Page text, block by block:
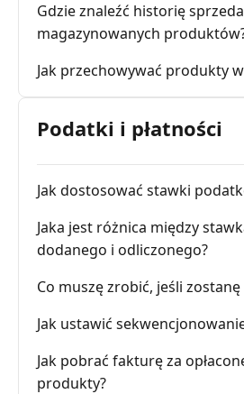
Gdzie znaleźć historię
magazynowanych
Jak przechowywać produkty
Podatki i płatności
Jak dostosować stawki
Jaka jest różnica między
dodanego i odliczonego?
Co muszę zrobić, jeśli zostanę
Jak ustawić
Jak pobrać fakturę za
produkty?